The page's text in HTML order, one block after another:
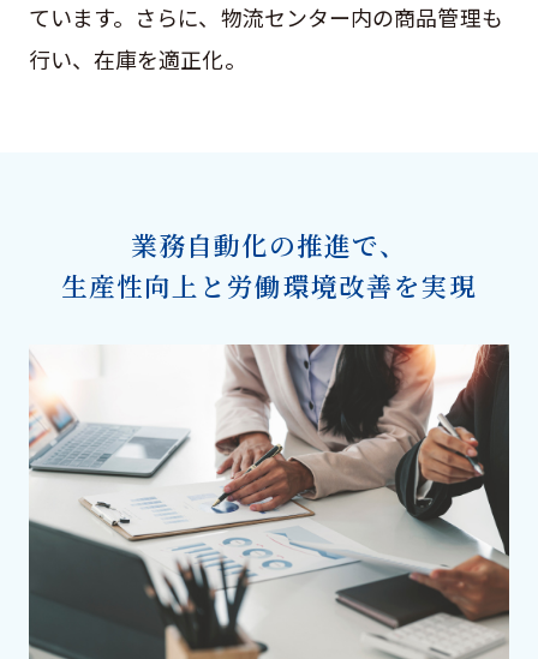
ています。さらに、物流センター内の商品管理も
行い、在庫を適正化。
業務自動化の推進で、
生産性向上と労働環境改善を実現